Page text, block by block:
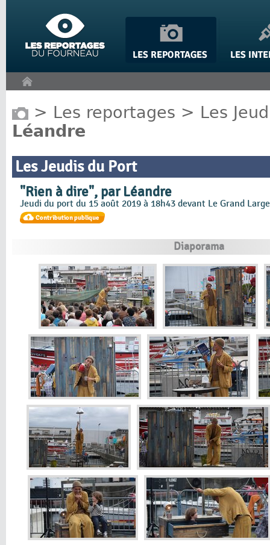
> Les reportages > Les
Léandre
Les Jeudis du Port
"Rien à dire", par Léandre
Jeudi du port du 15 août 2019 à 18h43 devant Le Grand Large
Diaporama